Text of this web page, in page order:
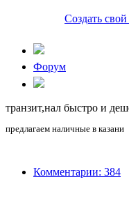
Создать
Форум
транзит,нал быстро и
предлагаем наличные в казани
Комментарии: 384